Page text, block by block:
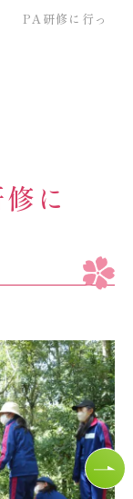
生の方へ
スマップ
報保護方針
小学校
PA研修に行っ
に